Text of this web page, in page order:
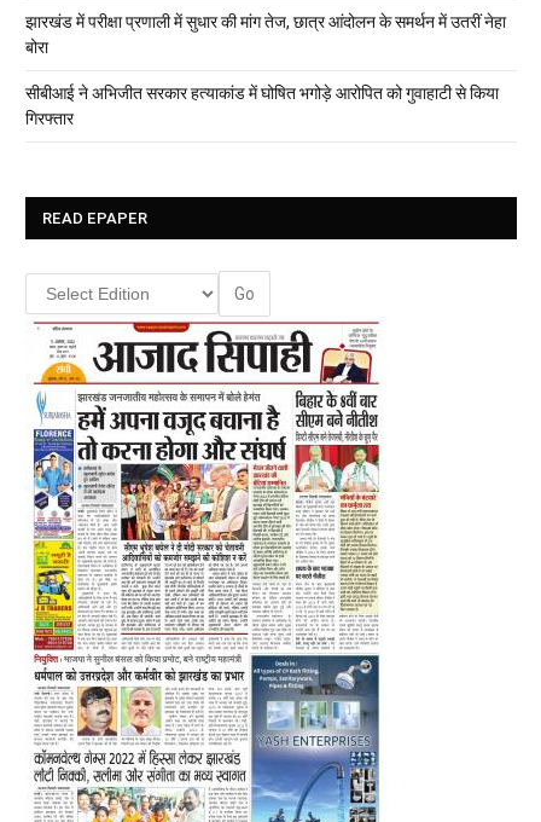
झारखंड में परीक्षा प्रणाली में सुधार की मांग तेज, छात्र आंदोलन के समर्थन में उतरीं नेहा
बोरा
सीबीआई ने अभिजीत सरकार हत्याकांड में घोषित भगोड़े आरोपित को गुवाहाटी से किया
गिरफ्तार
READ EPAPER